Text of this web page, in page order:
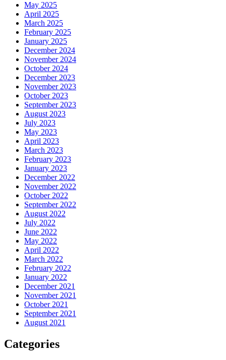
May 2025
April 2025
March 2025
February 2025
January 2025
December 2024
November 2024
October 2024
December 2023
November 2023
October 2023
September 2023
August 2023
July 2023
May 2023
April 2023
March 2023
February 2023
January 2023
December 2022
November 2022
October 2022
September 2022
August 2022
July 2022
June 2022
May 2022
April 2022
March 2022
February 2022
January 2022
December 2021
November 2021
October 2021
September 2021
August 2021
Categories